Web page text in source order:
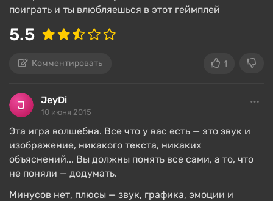
поиграть и ты влюбляешься в этот геймплей
5.5
Комментировать 1
JeyDi
10 июня 2015
Эта игра волшебна. Все что у вас есть — это звук и
изображение, никакого текста, никаких
объяснений... Вы должны понять все сами, а то, что
не поняли — додумать.
Минусов нет, плюсы — звук, графика, эмоции и